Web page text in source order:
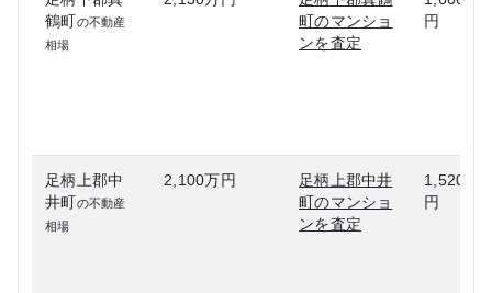
鶴町の不動産
相場
町のマンショ
ンを査定
円
足柄上郡中
井町の不動産
相場
2,100万円
足柄上郡中井
町のマンショ
ンを査定
1,520万
円